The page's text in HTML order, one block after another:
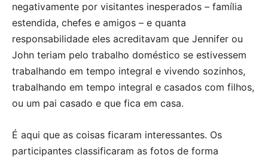
negativamente por visitantes inesperados – família
estendida, chefes e amigos – e quanta
responsabilidade eles acreditavam que Jennifer ou
John teriam pelo trabalho doméstico se estivessem
trabalhando em tempo integral e vivendo sozinhos,
trabalhando em tempo integral e casados com filhos,
ou um pai casado e que fica em casa.
É aqui que as coisas ficaram interessantes. Os
participantes classificaram as fotos de forma